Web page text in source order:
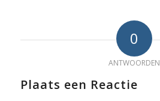
0
ANTWOORDEN
Plaats een Reactie